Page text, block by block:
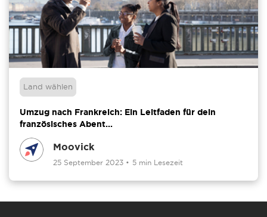
Land wählen
Umzug nach Frankreich: Ein Leitfaden für dein
französisches Abent...
Moovick
25 September 2023 • 5 min Lesezeit